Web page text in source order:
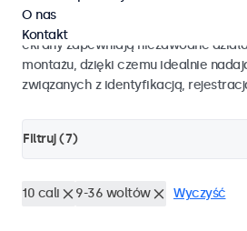
Monitory i ekrany dotykowe
pracy i płynnej integracji z
ekrany zapewniają niezawodne
montażu, dzięki czemu idealnie
związanych z identyfikacją,
Filtruj (7)
10 cali 9-36 woltów Wyczyść
O nas
Kontakt